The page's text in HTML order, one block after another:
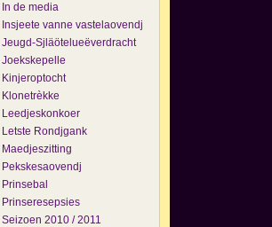
In de media
Insjeete vanne vastelaovendj
Jeugd-Sjläötelueëverdracht
Joekskepelle
Kinjeroptocht
Klonetrèkke
Leedjeskonkoer
Letste Rondjgank
Maedjeszitting
Pekskesaovendj
Prinsebal
Prinseresepsies
Seizoen 2010 / 2011